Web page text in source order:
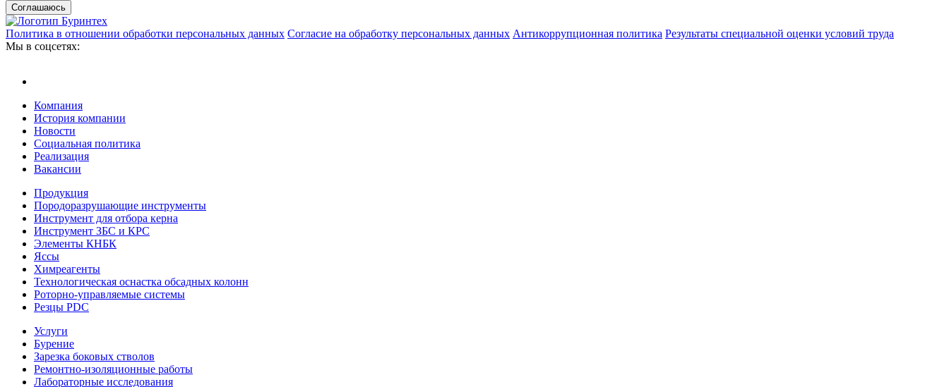
Соглашаюсь
Политика в отношении обработки персональных данных Согласие на обработку персональных данных Антикоррупционная политика Результаты специальной оценки условий труда
Мы в соцсетях:
Компания
История компании
Новости
Социальная политика
Реализация
Вакансии
Продукция
Породоразрушающие инструменты
Инструмент для отбора керна
Инструмент ЗБС и КРС
Элементы КНБК
Яссы
Химреагенты
Технологическая оснастка обсадных колонн
Роторно-управляемые системы
Резцы PDC
Услуги
Бурение
Зарезка боковых стволов
Ремонтно-изоляционные работы
Лабораторные исследования